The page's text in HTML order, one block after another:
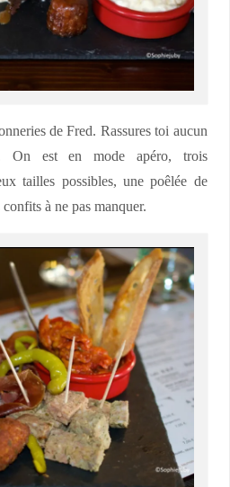
de Fred. Rassures toi aucun
On est en mode apéro, trois
tailles possibles, une poêlée de
à ne pas manquer.